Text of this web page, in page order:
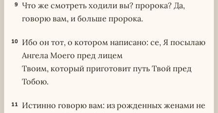
9 Что же смотреть ходили вы? пророка? Да,
говорю вам, и больше пророка.
10 Ибо он тот, о котором написано: се, Я посылаю
Ангела Моего пред лицем
Твоим, который приготовит путь Твой пред
Тобою.
11 Истинно говорю вам: из рожденных женами не